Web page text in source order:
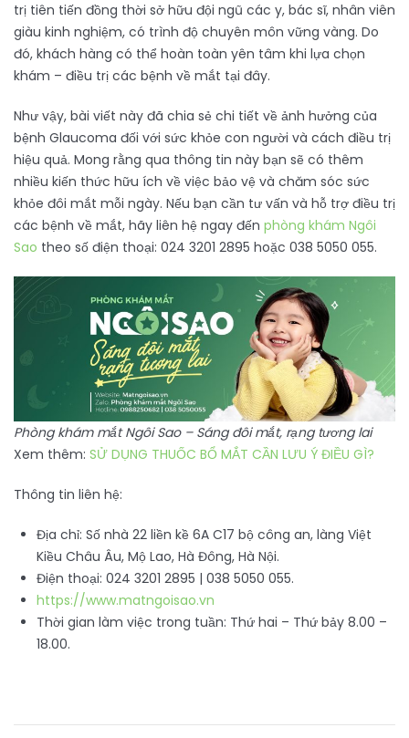
trị tiên tiến đồng thời sở hữu đội ngũ các y, bác sĩ, nhân viên
giàu kinh nghiệm, có trình độ chuyên môn vững vàng. Do
đó, khách hàng có thể hoàn toàn yên tâm khi lựa chọn
khám – điều trị các bệnh về mắt tại đây.
Như vậy, bài viết này đã chia sẻ chi tiết về ảnh hưởng của
bệnh Glaucoma đối với sức khỏe con người và cách điều trị
hiệu quả. Mong rằng qua thông tin này bạn sẽ có thêm
nhiều kiến thức hữu ích về việc bảo vệ và chăm sóc sức
khỏe đôi mắt mỗi ngày. Nếu bạn cần tư vấn và hỗ trợ điều trị
các bệnh về mắt, hãy liên hệ ngay đến phòng khám Ngôi
Sao theo số điện thoại: 024 3201 2895 hoặc 038 5050 055.
Phòng khám mắt Ngôi Sao – Sáng đôi mắt, rạng tương lai
Xem thêm: SỬ DỤNG THUỐC BỔ MẮT CẦN LƯU Ý ĐIỀU GÌ?
Thông tin liên hệ:
Địa chỉ: Số nhà 22 liền kề 6A C17 bộ công an, làng Việt
Kiều Châu Âu, Mộ Lao, Hà Đông, Hà Nội.
Điện thoại: 024 3201 2895 | 038 5050 055.
https://www.matngoisao.vn
Thời gian làm việc trong tuần: Thứ hai – Thứ bảy 8.00 –
18.00.